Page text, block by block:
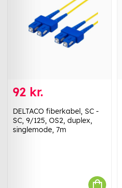
92 kr.
DELTACO fiberkabel, SC -
SC, 9/125, OS2, duplex,
singlemode, 7m